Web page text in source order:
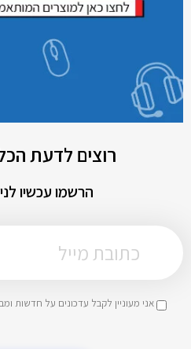
רוצים לדעת
הרשמו עכשיו
אני מעוניין לקבל עדכונים על חדשות